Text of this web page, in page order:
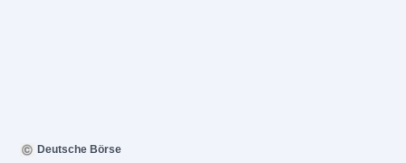
Deutsche Börse